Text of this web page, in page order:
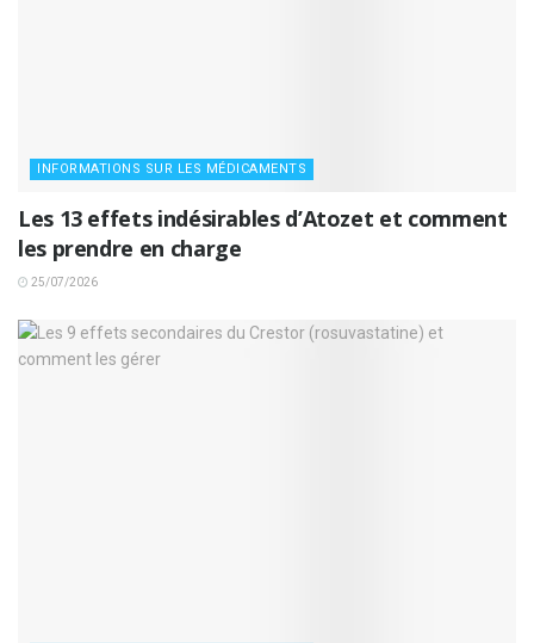
INFORMATIONS SUR LES MÉDICAMENTS
Les 13 effets indésirables d’Atozet et comment
les prendre en charge
25/07/2026